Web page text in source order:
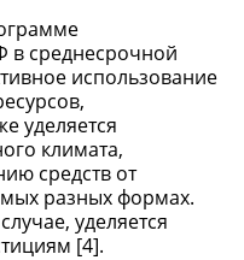
в среднесрочной
использование
уделяется
климата,
средств от
разных формах.
уделяется
[4].